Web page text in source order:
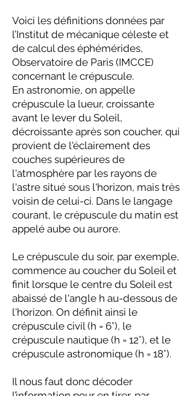
Voici les définitions données par
l’Institut de mécanique céleste et
de calcul des éphémérides,
Observatoire de Paris (IMCCE)
concernant le crépuscule.
En astronomie, on appelle
crépuscule la lueur, croissante
avant le lever du Soleil,
décroissante après son coucher, qui
provient de l'éclairement des
couches supérieures de
l'atmosphère par les rayons de
l'astre situé sous l'horizon, mais très
voisin de celui-ci. Dans le langage
courant, le crépuscule du matin est
appelé aube ou aurore.
Le crépuscule du soir, par exemple,
commence au coucher du Soleil et
finit lorsque le centre du Soleil est
abaissé de l'angle h au-dessous de
l'horizon. On définit ainsi le
crépuscule civil (h = 6°), le
crépuscule nautique (h = 12°), et le
crépuscule astronomique (h = 18°).
Il nous faut donc décoder